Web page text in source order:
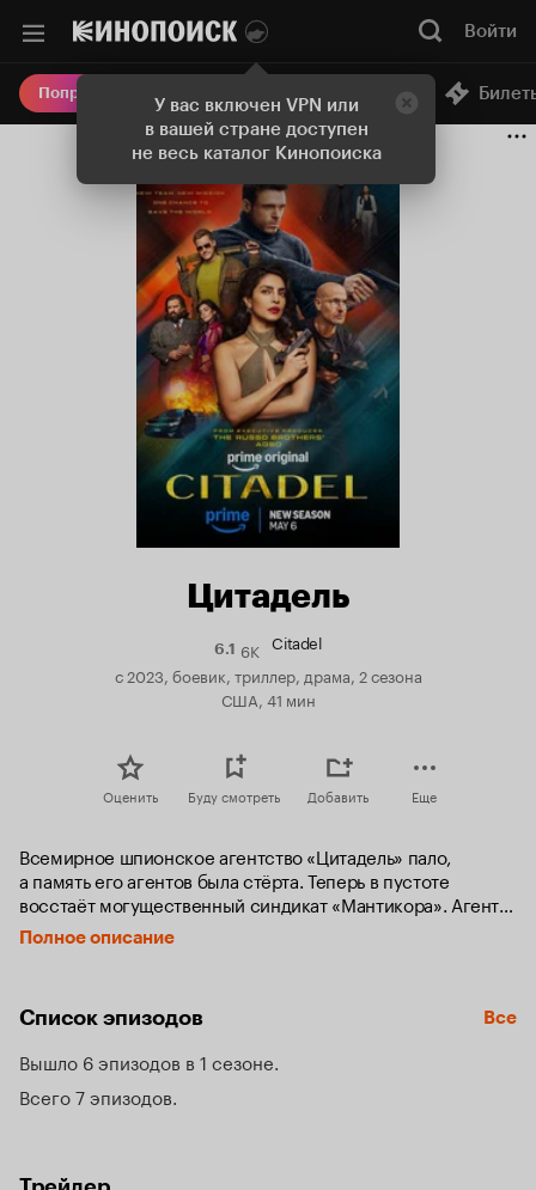
У вас включен VPN или
в вашей стране доступен
не весь каталог Кинопоиска
Войти
Попробовать Плюс Онлайн-кинотеатр
Цитадель
6.1Рейтинг
6.1
6K Citadel
с 2023, боевик, триллер, драма, 2 сезона
США, 41 мин
Оценить Буду смотреть Добавить Еще
Всемирное шпионское агентство «Цитадель» пало,
а память его агентов была стёрта. Теперь в пустоте
восстаёт могущественный синдикат «Мантикора». Агенты
«Цитадели» должны вспомнить своё прошлое и найти
в себе силы дать отпор.
Полное описание
Список эпизодов Все
Вышло 6 эпизодов в 1 сезоне
Всего 7 эпизодов